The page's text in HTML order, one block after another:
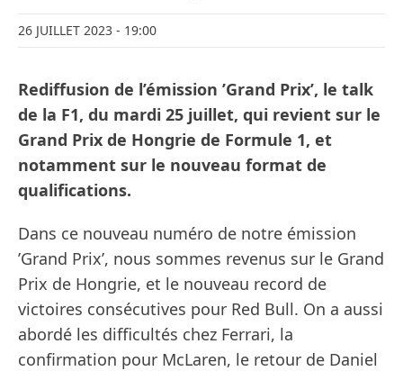
26 JUILLET 2023 - 19:00
Rediffusion de l’émission ’Grand Prix’, le talk
de la F1, du mardi 25 juillet, qui revient sur le
Grand Prix de Hongrie de Formule 1, et
notamment sur le nouveau format de
qualifications.
Dans ce nouveau numéro de notre émission
’Grand Prix’, nous sommes revenus sur le Grand
Prix de Hongrie, et le nouveau record de
victoires consécutives pour Red Bull. On a aussi
abordé les difficultés chez Ferrari, la
confirmation pour McLaren, le retour de Daniel